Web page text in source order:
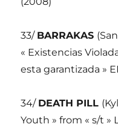
33/ BARRAKAS
« Existencias
esta garantizada »
34/ DEATH PILL
Youth » from « s/t »